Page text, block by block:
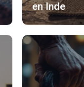
en Inde